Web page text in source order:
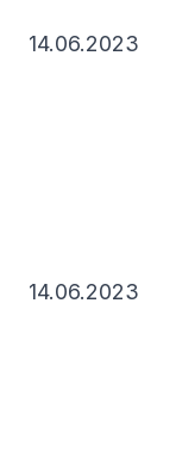
14.06.2023
14.06.2023